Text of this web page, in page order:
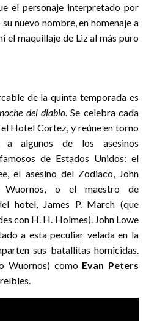
el personaje interpretado por
nuevo nombre, en homenaje a
el maquillaje de Liz al más puro
de la quinta temporada es
del diablo. Se celebra cada
Hotel Cortez, y reúne en torno
algunos de los asesinos
de Estados Unidos: el
el asesino del Zodiaco, John
Wuornos, o el maestro de
hotel, James P. March (que
con H. H. Holmes). John Lowe
a esta peculiar velada en la
sus batallitas homicidas.
Wuornos) como Evan Peters